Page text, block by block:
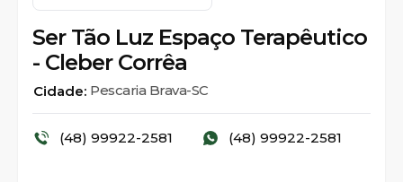
Ser Tão Luz Espaço Terapêutico
- Cleber Corrêa
Cidade: Pescaria Brava-SC
(48) 99922-2581 (48) 99922-2581